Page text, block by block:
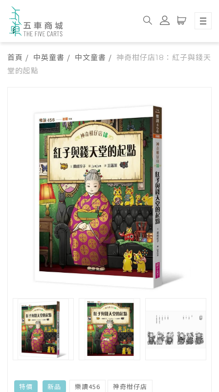
首頁 中英童書 中文童書
神奇柑仔店18：紅子與錢天
堂的起點
特價 新品 樂讀456 神奇柑仔店